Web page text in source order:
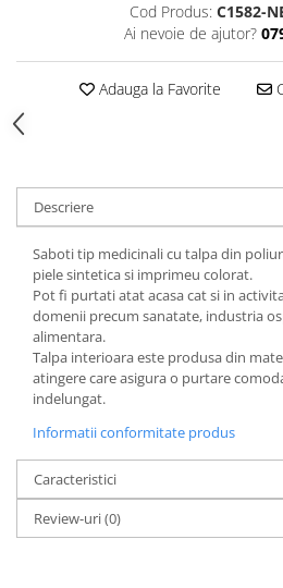
Cod Produs: C1582-
Ai nevoie de ajutor?
Adauga la Favorite
Descriere
Saboti tip medicinali cu talpa din
piele sintetica si imprimeu colorat.
Pot fi purtati atat acasa cat si in
domenii precum sanatate, industria
alimentara.
Talpa interioara este produsa din
atingere care asigura o purtare
indelungat.
Informatii conformitate produs
Caracteristici
Review-uri(0)